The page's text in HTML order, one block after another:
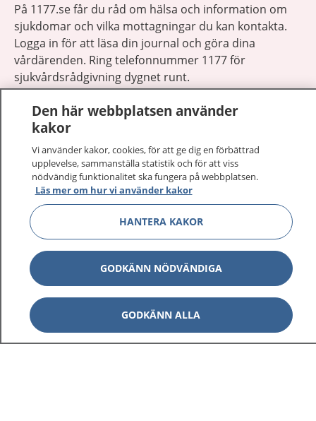
På 1177.se får du råd om hälsa och information om
sjukdomar och vilka mottagningar du kan kontakta.
Logga in för att läsa din journal och göra dina
vårdärenden. Ring telefonnummer 1177 för
sjukvårdsrådgivning dygnet runt.
1177 ger dig råd när du vill må bättre.
1177 på flera språk
Om 1177 Visa
Kontakt Visa
Behandling av personuppgifter
Den här webbplatsen använder
kakor
Vi använder kakor, cookies, för att ge dig en förbättrad
upplevelse, sammanställa statistik och för att viss
nödvändig funktionalitet ska fungera på webbplatsen.
Läs mer om hur vi använder kakor
HANTERA KAKOR
GODKÄNN NÖDVÄNDIGA
GODKÄNN ALLA